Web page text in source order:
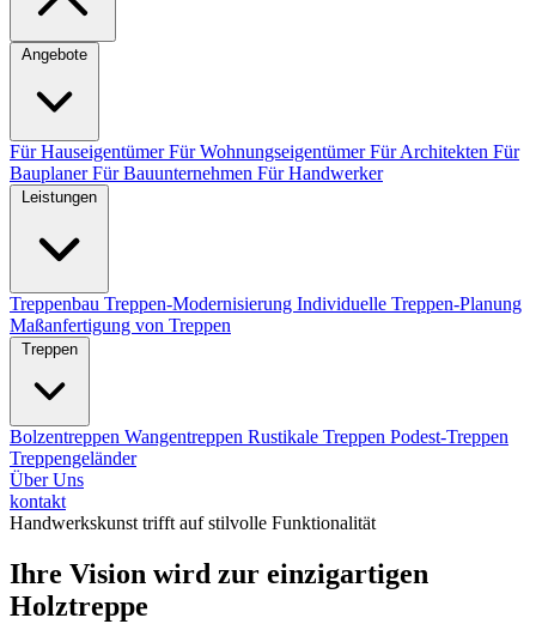
Angebote
Für HauseigentümerFür WohnungseigentümerFür Architekten Für
BauplanerFür Bauunternehmen Für Handwerker
Leistungen
Treppenbau Treppen-Modernisierung Individuelle Treppen-Planung
Maßanfertigung von Treppen
Treppen
Bolzentreppen Wangentreppen Rustikale Treppen Podest-Treppen
Treppengeländer
Über Uns
kontakt
Handwerkskunst trifft auf stilvolle Funktionalität
Ihre Vision wird zur einzigartigen
Holztreppe